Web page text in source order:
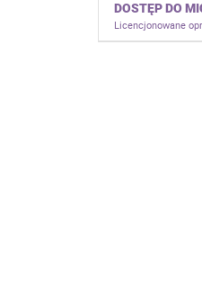
DOSTĘP DO
Licencjonowane